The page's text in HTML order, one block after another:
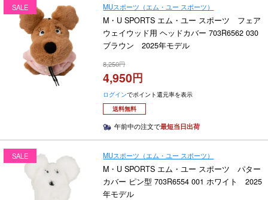
SALE MUスポーツ（エム・ユー スポーツ）
M・U SPORTS エム・ユー スポーツ フェア
ウェイウッド用 ヘッドカバー 703R6562 030
ブラウン 2025年モデル
8,250
4,950
ログインでポイント還元率を表示
送料無料
午前中の注文で最短当日出荷
SALE MUスポーツ（エム・ユー スポーツ）
M・U SPORTS エム・ユー スポーツ パター
カバー ピン型 703R6554 001 ホワイト 2025
年モデル